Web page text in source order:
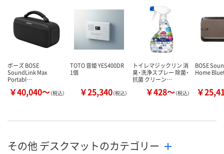
ボーズ BOSE
SoundLink Max
Portabl…
￥40,040～（税込）
TOTO 音姫 YES400DR
1個
￥25,340（税込）
トイレマジックリン 消
臭・洗浄スプレー 除菌・
抗菌 クリーン…
￥428～（税込）
BOSE
Home
￥
その他 デスクマットのカテゴリー